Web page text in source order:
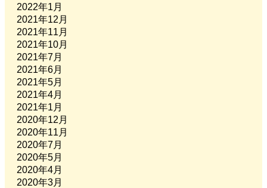
2022年1月
2021年12月
2021年11月
2021年10月
2021年7月
2021年6月
2021年5月
2021年4月
2021年1月
2020年12月
2020年11月
2020年7月
2020年5月
2020年4月
2020年3月